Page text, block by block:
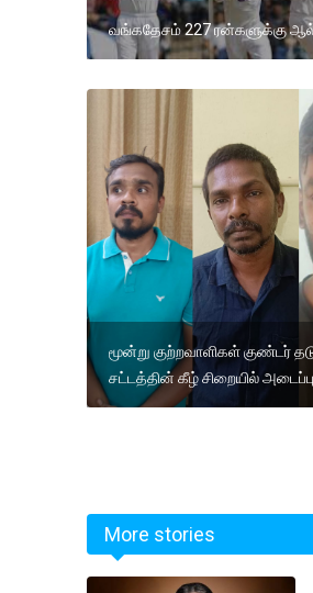
வங்கதேசம் 227 ரன்களுக்கு
மூன்று குற்றவாளிகள் குண்டர்
சட்டத்தின் கீழ் சிறையில் அடைப்பு.
More stories